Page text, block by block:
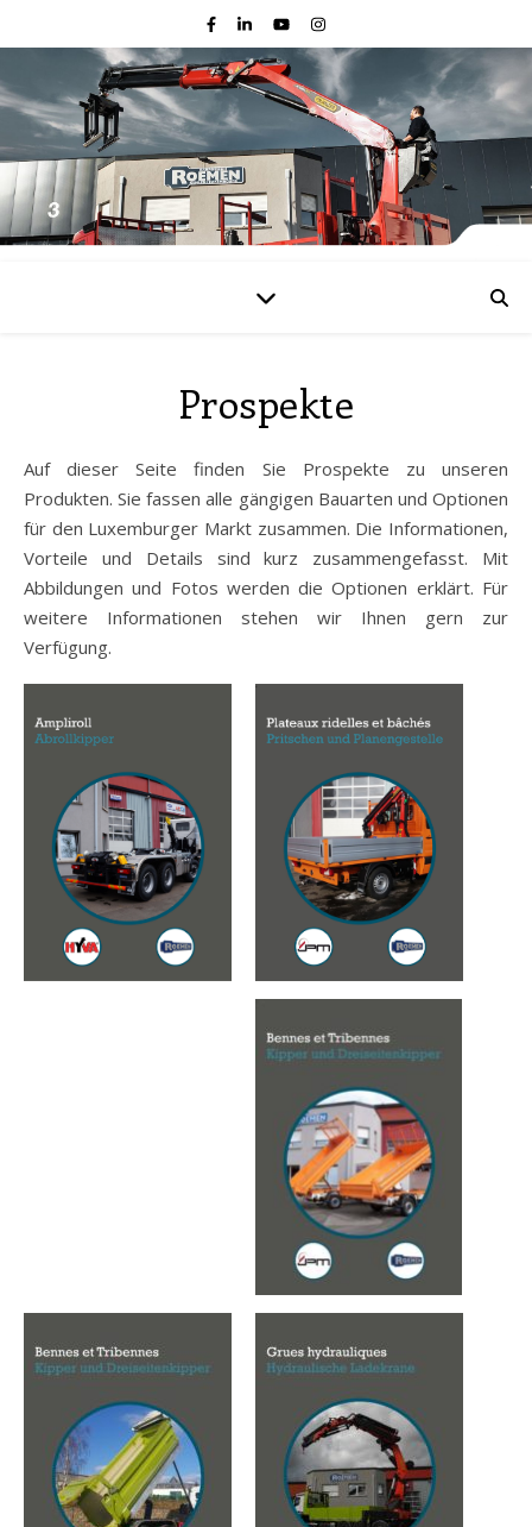
Prospekte
Auf dieser Seite finden Sie Prospekte zu unseren
Produkten. Sie fassen alle gängigen Bauarten und Optionen
für den Luxemburger Markt zusammen. Die Informationen,
Vorteile und Details sind kurz zusammengefasst. Mit
Abbildungen und Fotos werden die Optionen erklärt. Für
weitere Informationen stehen wir Ihnen gern zur
Verfügung.